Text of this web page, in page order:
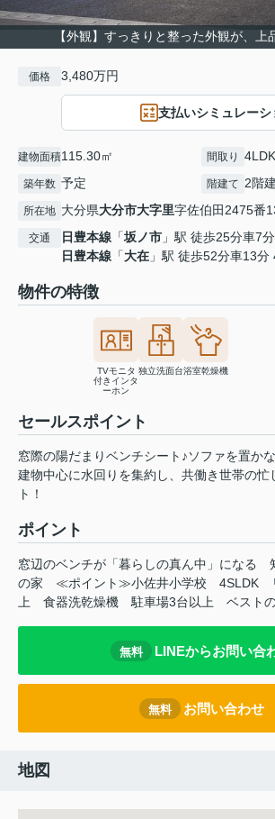
【外観】すっきりと整った外観が、上
価格 3,480万円
支払いシミュレーシ
建物面積115.30㎡ 間取り
築年数 予定 階建て 2階建
所在地 大分県大分市大字里字佐伯田2475
交通 日豊本線 「坂ノ市 」駅 徒歩25分車7
日豊本線 「大在 」駅 徒歩52分車13分
物件の特徴
TVモニタ
付きインタ
ーホン
独立洗面台浴室乾燥機
セールスポイント
窓際の陽だまりベンチシート♪ソファを置か
建物中心に水回りを集約し、共働き世帯の忙
ト！
ポイント
窓辺のベンチが「暮らしの真ん中」になる
の家
≪ポイント≫小佐井小学校 4SLDK
上
食器洗乾燥機 駐車場3台以上 ベスト
無料 LINEからお問い合
無料 お問い合わせ
地図